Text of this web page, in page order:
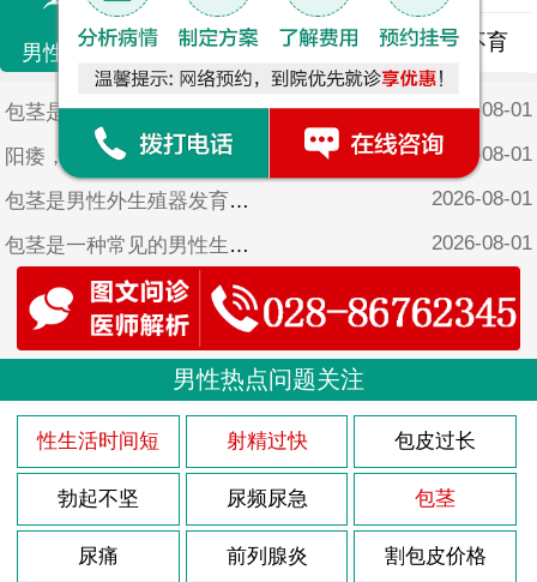
男性不育 精液异常 精子畸形 男性不育
包茎是男性生殖器官的一种常见疾病，特别是在儿童时期。它是指男性阴茎的包皮无法完全向后拉伸，从而无法暴露出阴茎头部。尽管包茎在儿童时期很常见，但它可能会引起一些潜在的健康问题。医院将探讨一下10岁小男孩包茎的症状以及可能的治疗方法。 2026-08-01
阳痿，是指男性在房事过程中没发硬起来或者保持勃起的现象。在医学上，阳痿也称为勃起功能障碍，简称为ED，是男性性功能障碍的一种常见类型。近年来，随着生活方式的改变和心理压力的增加，阳痿的患病率也不断上升，给许多男性带来了不少困扰。 2026-08-01
包茎是男性外生殖器发育异常的一种常见情况，通常在婴儿时期就可以观察到。包茎是指男性的包皮无法完全向后拉开，从而无法暴露龟头。在5岁的孩子身上，包茎的症状可能会更加明显。 2026-08-01
包茎是一种常见的男性生殖器官异常，尤其在幼儿时期更为常见。对于4岁男宝来说，包茎症状可能会引起家长的担忧和不安。医院将详细介绍包茎的症状，并为家长提供解决方法，以帮助他们更好地理解和处理这一问题。 2026-08-01
列腺炎是男性常见的疾病之一，尽管多发于成年男性，但也有少数青少年患者。本文将探讨17岁前列腺炎的原因，并提供一些预防措施，帮助读者了解并预防这一疾病。
包茎是男性生殖器官的一种常见疾病，特别是在儿童中。9岁的包茎症状可能会引起家长的担忧和孩子的不适，因此及早了解、正确对待这一问题至关重要。医院将为您详细介绍9岁包茎的症状，帮助您更好地关爱孩子的健康成长。 2026-08-01
3型前列腺炎是一种常见的男性疾病，它主要是由于多种原因引起的。医院将详细介绍一下3型前列腺炎的原因。
包茎是一种常见的男性生殖器官异常，通常在出生后不久就能够观察到。对于一个6岁的男孩来说，包茎可能会引起一些症状和问题。医院将探讨一下6岁儿童包茎的症状以及可能的解决方法。 2026-08-01
首先需要明确的是，阳痿是一种男性性功能障碍，其主要表现是没发达到或维持勃起状态，而非仅仅是射精过快或过多。因此，5分钟射精算不上阳痿。 2026-08-01
医院表示：17岁前的男性患上前列腺炎的原因有很多，主要包括以下几个方面。 2026-08-01
射精疼痛是指男性在射精的过程中感到疼痛或不适。这种疼痛可能会出现在射精前、射精后或持续一段时间。射精疼痛可能由多种原因引起，以下是一些常见的原因。 2026-07-21
男性热点问题关注
性生活时间短 射精过快 包皮过长
勃起不坚 尿频尿急 包茎
尿痛 前列腺炎 割包皮价格